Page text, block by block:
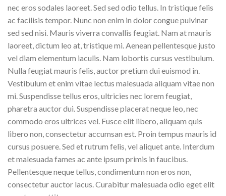
nec eros sodales laoreet. Sed sed odio tellus. In tristique felis
ac facilisis tempor. Nunc non enim in dolor congue pulvinar
sed sed nisi. Mauris viverra convallis feugiat. Nam at mauris
laoreet, dictum leo at, tristique mi. Aenean pellentesque justo
vel diam elementum iaculis. Nam lobortis cursus vestibulum.
Nulla feugiat mauris felis, auctor pretium dui euismod in.
Vestibulum et enim vitae lectus malesuada aliquam vitae non
mi. Suspendisse tellus eros, ultricies nec lorem feugiat,
pharetra auctor dui. Suspendisse placerat neque leo, nec
commodo eros ultrices vel. Fusce elit libero, aliquam quis
libero non, consectetur accumsan est. Proin tempus mauris id
cursus posuere. Sed et rutrum felis, vel aliquet ante. Interdum
et malesuada fames ac ante ipsum primis in faucibus.
Pellentesque neque tellus, condimentum non eros non,
consectetur auctor lacus. Curabitur malesuada odio eget elit